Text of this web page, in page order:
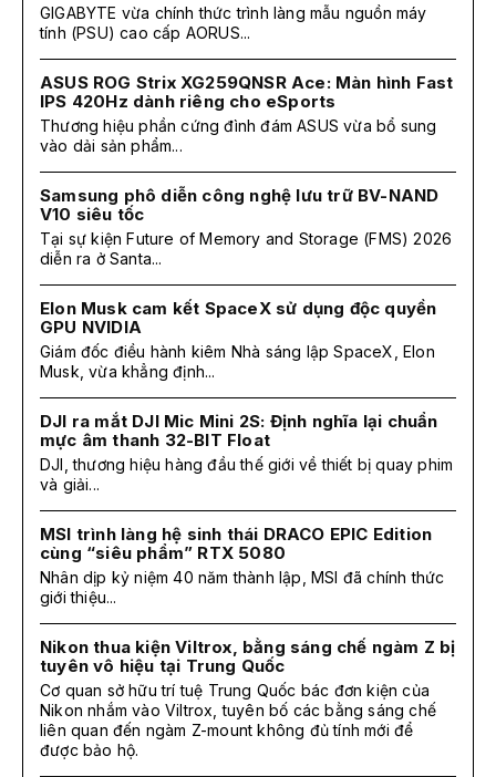
GIGABYTE vừa chính thức trình làng mẫu nguồn máy
tính (PSU) cao cấp AORUS...
ASUS ROG Strix XG259QNSR Ace: Màn hình Fast
IPS 420Hz dành riêng cho eSports
Thương hiệu phần cứng đình đám ASUS vừa bổ sung
vào dải sản phẩm...
Samsung phô diễn công nghệ lưu trữ BV-NAND
V10 siêu tốc
Tại sự kiện Future of Memory and Storage (FMS) 2026
diễn ra ở Santa...
Elon Musk cam kết SpaceX sử dụng độc quyền
GPU NVIDIA
Giám đốc điều hành kiêm Nhà sáng lập SpaceX, Elon
Musk, vừa khẳng định...
DJI ra mắt DJI Mic Mini 2S: Định nghĩa lại chuẩn
mực âm thanh 32-BIT Float
DJI, thương hiệu hàng đầu thế giới về thiết bị quay phim
và giải...
MSI trình làng hệ sinh thái DRACO EPIC Edition
cùng “siêu phẩm” RTX 5080
Nhân dịp kỷ niệm 40 năm thành lập, MSI đã chính thức
giới thiệu...
Nikon thua kiện Viltrox, bằng sáng chế ngàm Z bị
tuyên vô hiệu tại Trung Quốc
Cơ quan sở hữu trí tuệ Trung Quốc bác đơn kiện của
Nikon nhắm vào Viltrox, tuyên bố các bằng sáng chế
liên quan đến ngàm Z-mount không đủ tính mới để
được bảo hộ.